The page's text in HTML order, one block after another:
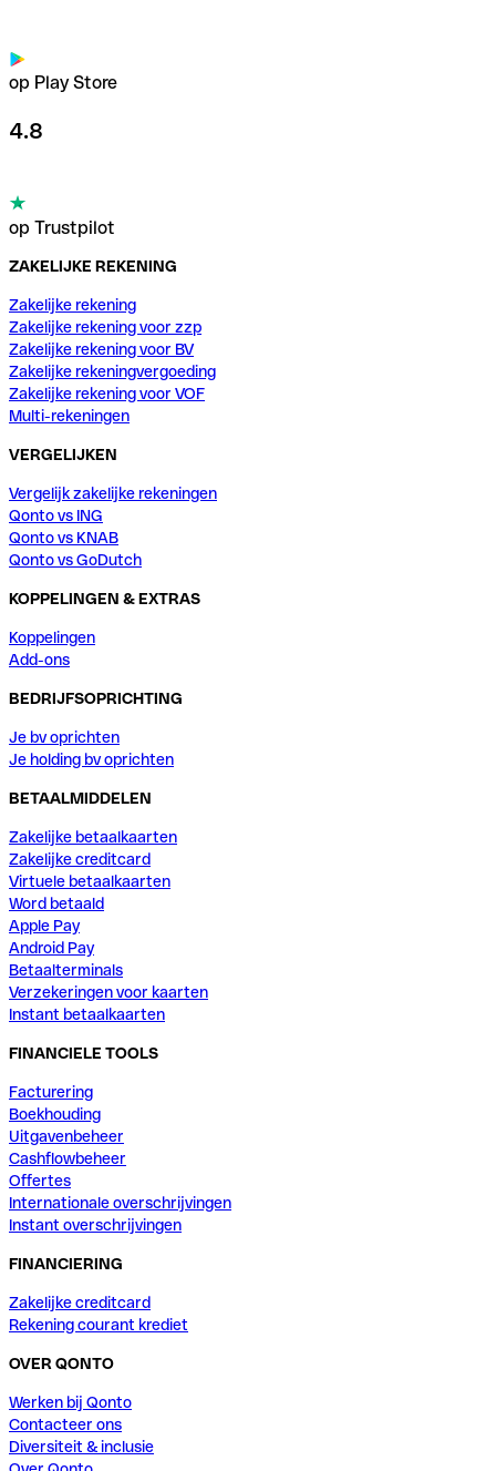
op Play Store
4.8
op Trustpilot
ZAKELIJKE REKENING
Zakelijke rekening
Zakelijke rekening voor zzp
Zakelijke rekening voor BV
Zakelijke rekeningvergoeding
Zakelijke rekening voor VOF
Multi-rekeningen
VERGELIJKEN
Vergelijk zakelijke rekeningen
Qonto vs ING
Qonto vs KNAB
Qonto vs GoDutch
KOPPELINGEN & EXTRAS
Koppelingen
Add-ons
BEDRIJFSOPRICHTING
Je bv oprichten
Je holding bv oprichten
BETAALMIDDELEN
Zakelijke betaalkaarten
Zakelijke creditcard
Virtuele betaalkaarten
Word betaald
Apple Pay
Android Pay
Betaalterminals
Verzekeringen voor kaarten
Instant betaalkaarten
FINANCIELE TOOLS
Facturering
Boekhouding
Uitgavenbeheer
Cashflowbeheer
Offertes
Internationale overschrijvingen
Instant overschrijvingen
FINANCIERING
Zakelijke creditcard
Rekening courant krediet
OVER QONTO
Werken bij Qonto
Contacteer ons
Diversiteit & inclusie